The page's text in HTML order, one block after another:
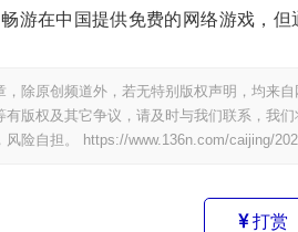
游在中国提供免费的网络游戏，但
，除原创频道外，若无特别版权声明，均来
有版权及其它争议，请及时与我们联系，我
风险自担。
https://www.136n.com/caijing/
打赏